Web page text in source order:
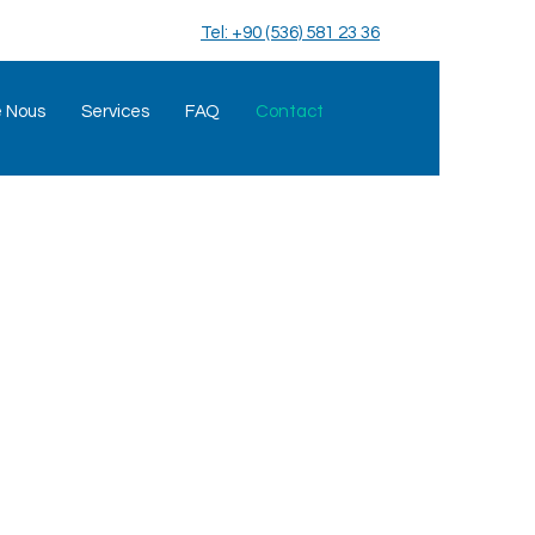
Tel: +90 (536) 581 23 36
Nous Services FAQ Contact